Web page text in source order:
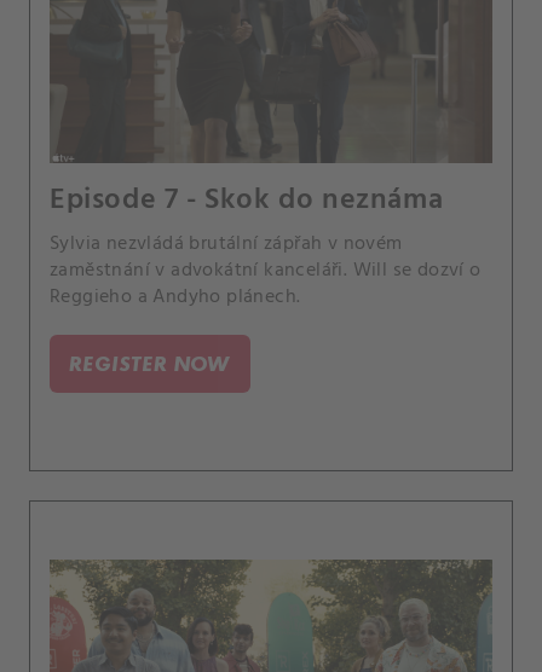
Episode 7 - Skok do neznáma
Sylvia nezvládá brutální zápřah v novém
zaměstnání v advokátní kanceláři. Will se dozví o
Reggieho a Andyho plánech.
REGISTER NOW